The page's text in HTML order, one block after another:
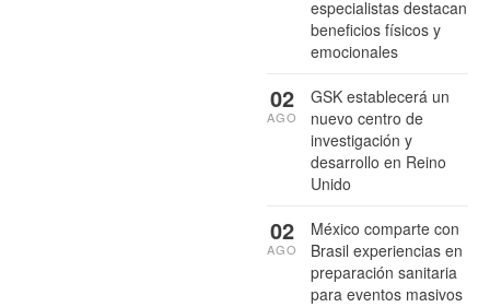
especialistas destacan
beneficios físicos y
emocionales
GSK establecerá un
nuevo centro de
investigación y
desarrollo en Reino
Unido
02
AGO
México comparte con
Brasil experiencias en
preparación sanitaria
para eventos masivos
02
AGO